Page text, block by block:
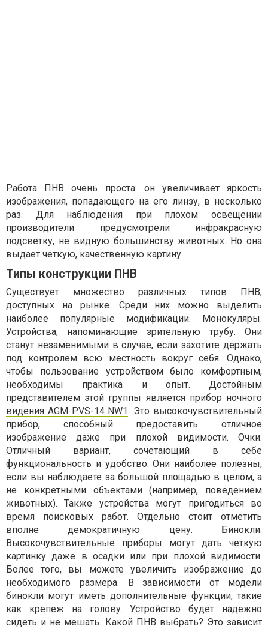
Работа ПНВ очень проста: он увеличивает яркость
изображения, попадающего на его линзу, в несколько
раз. Для наблюдения при плохом освещении
производители предусмотрели инфракрасную
подсветку, не видную большинству животных. Но она
выдает четкую, качественную картину.
Типы конструкции ПНВ
Существует множество различных типов ПНВ,
доступных на рынке. Среди них можно выделить
наиболее популярные модификации. Монокуляры.
Устройства, напоминающие зрительную трубу. Они
станут незаменимыми в случае, если захотите держать
под контролем всю местность вокруг себя. Однако,
чтобы пользование устройством было комфортным,
необходимы практика и опыт. Достойным
представителем этой группы является прибор ночного
видения AGM PVS-14 NW1. Это высокочувствительный
прибор, способный предоставить отличное
изображение даже при плохой видимости. Очки.
Отличный вариант, сочетающий в себе
функциональность и удобство. Они наиболее полезны,
если вы наблюдаете за большой площадью в целом, а
не конкретными объектами (например, поведением
животных). Также устройства могут пригодиться во
время поисковых работ. Отдельно стоит отметить
вполне демократичную цену. Бинокли.
Высокочувствительные приборы могут дать четкую
картинку даже в осадки или при плохой видимости.
Более того, вы можете увеличить изображение до
необходимого размера. В зависимости от модели
бинокли могут иметь дополнительные функции, такие
как крепеж на голову. Устройство будет надежно
сидеть и не мешать. Какой ПНВ выбрать? Это зависит